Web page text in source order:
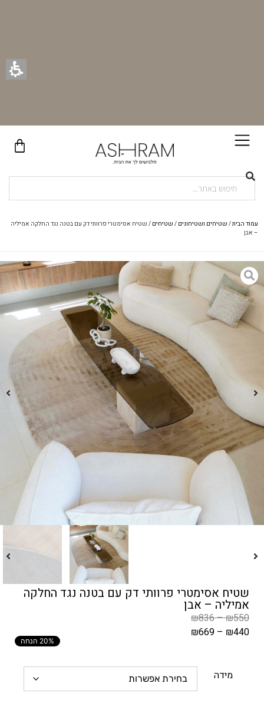
עמוד הבית/ שטיחים ושטיחונים / שטיחים / שטיח אסימטרי פרוותי דק עם בטנה נגד החלקה אמיליה
– אבן
שטיח אסימטרי פרוותי דק עם בטנה נגד החלקה
אמיליה – אבן
₪550
–
₪836
₪440
–
₪669
20% הנחה
מידה